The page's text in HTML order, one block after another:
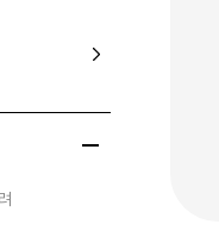
토토로] 중토토로 키친클로